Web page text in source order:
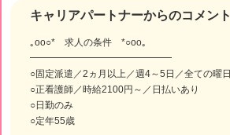
キャリアパートナーからのコメント
｡oо○* 求人の条件 *○оo｡
━━━━━━━━━━━━━━━
○固定派遣／2ヵ月以上／週4～5日／全ての曜日
○正看護師／時給2100円～／日払いあり
○日勤のみ
○定年55歳